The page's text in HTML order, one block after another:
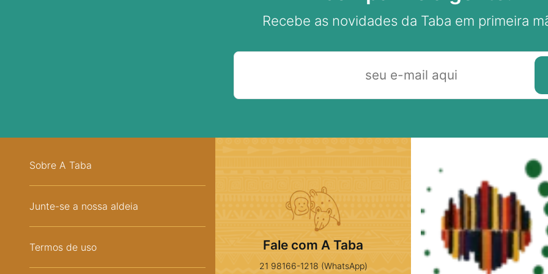
Recebe as novidades da Taba em primeira
Sobre A Taba
Junte-se a nossa aldeia
Termos de uso Fale com A Taba
21 98166-1218 (WhatsApp)